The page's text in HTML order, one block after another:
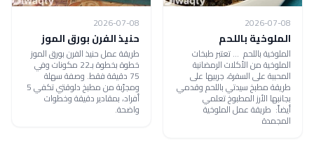
2026-07-08
الملوخية باللحم
الملوخية باللحم ... تعتبر طبخات
الملوخية من الأكلات الرمضانية
المحببة على السفرة، جربيها على
طريقة مطبخ سيدتي باللحم وقدمي
بجانبها الأرز المطبوخ تعلمي
أيضاً: طريقة عمل الملوخية
المجمدة
2026-07-08
حنيذ الفرن بورق الموز
طريقة عمل حنيذ الفرن بورق الموز
خطوة بخطوة بـ22 مكونات وفي
75 دقيقة فقط. وصفة سهلة
ومجرّبة من مطبخ دلوقتي تكفي 5
أفراد، بمقادير دقيقة وخطوات
واضحة.